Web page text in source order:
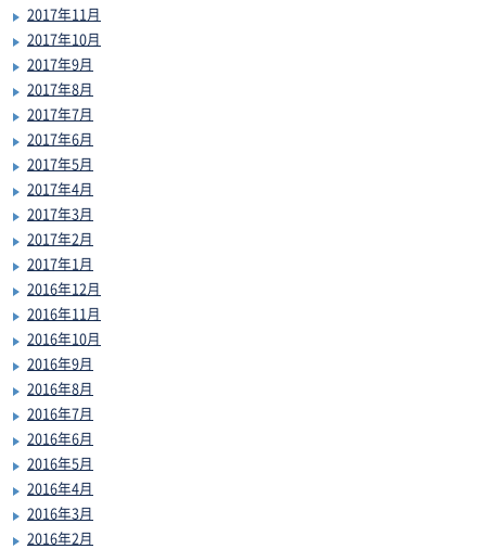
2017年11月
2017年10月
2017年9月
2017年8月
2017年7月
2017年6月
2017年5月
2017年4月
2017年3月
2017年2月
2017年1月
2016年12月
2016年11月
2016年10月
2016年9月
2016年8月
2016年7月
2016年6月
2016年5月
2016年4月
2016年3月
2016年2月